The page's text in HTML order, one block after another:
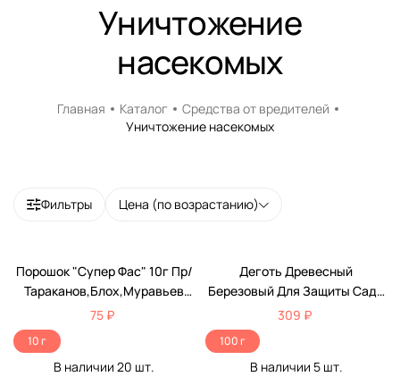
Уничтожение
насекомых
Главная Каталог
Средства от вредителей
Уничтожение насекомых
Фильтры Цена (по возрастанию)
Порошок "Супер Фас" 10г Пр/
Тараканов,Блох,Муравьев
2512480
75 ₽
10 г
В наличии 20 шт.
Деготь Древесный
Березовый Для Защиты Сада
И Огорода От Вредителей
100г 1006634
309 ₽
100 г
В наличии 5шт.